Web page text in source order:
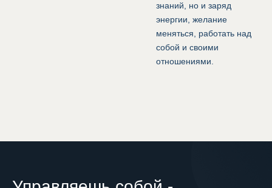
знаний, но и заряд
энергии, желание
меняться, работать над
собой и своими
отношениями.